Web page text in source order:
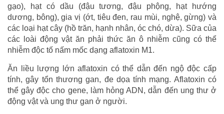
gạo), hạt có dầu (đậu tương, đậu phộng, hạt hướng
dương, bông), gia vị (ớt, tiêu đen, rau mùi, nghệ, gừng) và
các loại hạt cây (hồ trăn, hạnh nhân, óc chó, dừa). Sữa của
các loài động vật ăn phải thức ăn ô nhiễm cũng có thể
nhiễm độc tố nấm mốc dạng aflatoxin M1.
Ăn liều lượng lớn aflatoxin có thể dẫn đến ngộ độc cấp
tính, gây tổn thương gan, đe dọa tính mạng. Aflatoxin có
thể gây độc cho gene, làm hỏng ADN, dẫn đến ung thư ở
động vật và ung thư gan ở người.